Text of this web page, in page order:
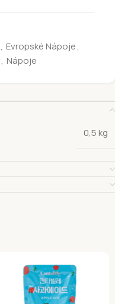
, Evropské Nápoje,
, Nápoje
0,5 kg